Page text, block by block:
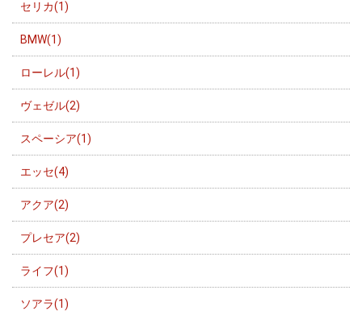
セリカ(1)
BMW(1)
ローレル(1)
ヴェゼル(2)
スペーシア(1)
エッセ(4)
アクア(2)
プレセア(2)
ライフ(1)
ソアラ(1)